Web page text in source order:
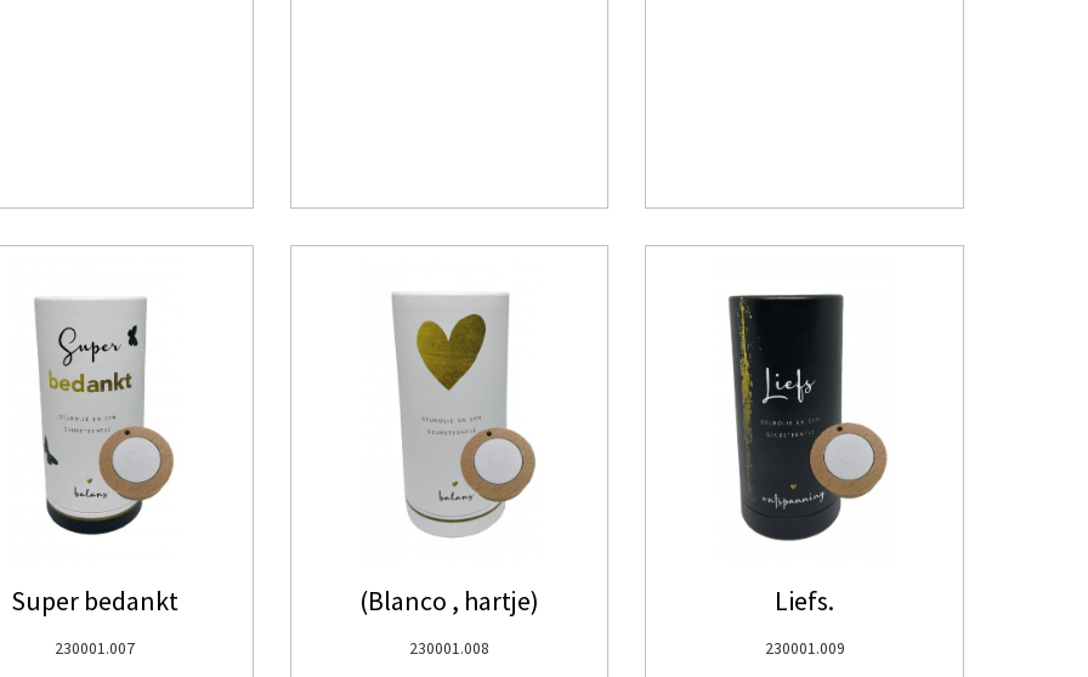
Super bedankt
230001.007
(Blanco , hartje)
230001.008
Liefs.
230001.009